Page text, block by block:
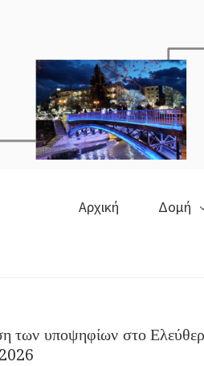
Αρχική Δομή
των υποψηφίων στο
2026